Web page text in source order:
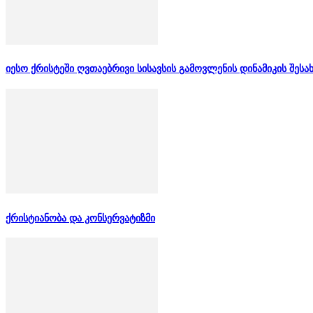
იესო ქრისტეში ღვთაებრივი სისავსის გამოვლენის დინამიკის
ქრისტიანობა და კონსერვატიზმი